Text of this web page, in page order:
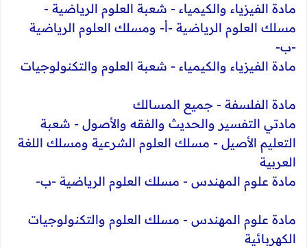
​مادة الفيزياء والكيمياء - شعبة العلوم الرياضية -
مسلك العلوم الرياضية -أ- ومسلك العلوم الرياضية
-ب-
مادة الفيزياء والكيمياء - شعبة العلوم والتكنولوجيات
مادة الفلسفة - جميع المسالك
​مادتي التفسير والحديث والفقه والأصول - شعبة
التعليم الأصيل - مسلك العلوم الشرعية ومسلك اللغة
العربية
مادة علوم المهندس - مسلك العلوم الرياضية -ب-
​مادة علوم المهندس - مسلك العلوم والتكنولوجيات
الكهربائية